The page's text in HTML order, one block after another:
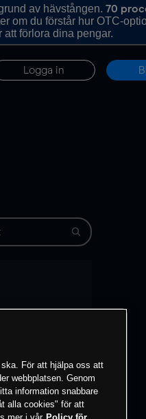
av hävstången. 70
om du förstår hur OTC-
förlora dina pengar.
Logga in
För att hjälpa oss att
webbplatsen. Genom
information snabbare
alla cookies" för att